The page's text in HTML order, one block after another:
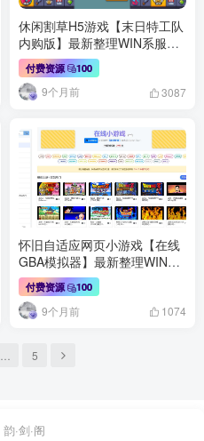
休闲割草H5游戏【末日特工队
内购版】最新整理WIN系服务
端+内置充值+详细搭建教程
付费资源 100
9个月前 3087
怀旧自适应网页小游戏【在线
GBA模拟器】最新整理WIN系
服务端+Linux手工服务端+管
理后台+支持手柄+存档+详细
搭建教程
付费资源 100
9个月前 1074
… 5
韵·剑·阁